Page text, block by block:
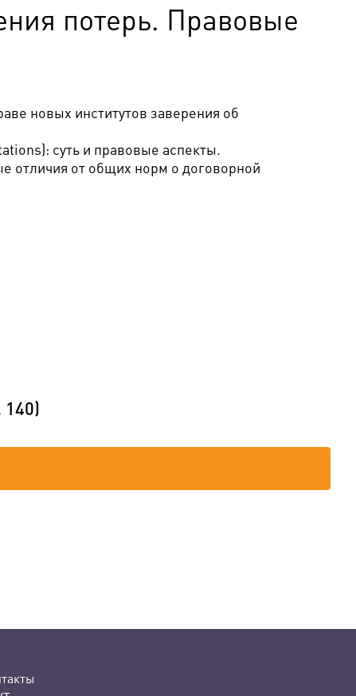
потерь. Правовые
новых институтов заверения об
суть и правовые аспекты.
отличия от общих норм о договорной